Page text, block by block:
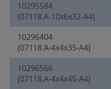
10295584
(07118.A-10x6x32-A4)
10296404
(07118.A-4x4x35-A4)
10296566
(07118.A-4x4x45-A4)